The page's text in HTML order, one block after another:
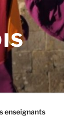
enseignants